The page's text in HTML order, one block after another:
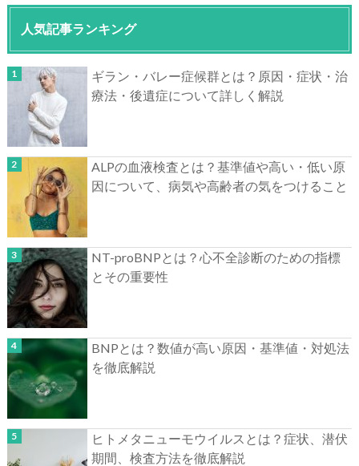
人気記事ランキング
ギラン・バレー症候群とは？原因・症状・治
療法・後遺症について詳しく解説
ALPの血液検査とは？基準値や高い・低い原
因について、病気や高齢者の気をつけること
NT-proBNPとは？心不全診断のための指標
とその重要性
BNPとは？数値が高い原因・基準値・対処法
を徹底解説
ヒトメタニューモウイルスとは？症状、潜伏
期間、検査方法を徹底解説